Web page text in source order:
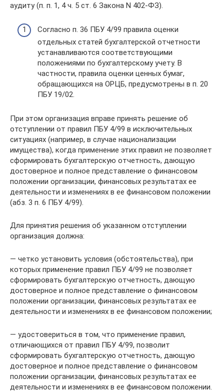
аудиту (п. п. 1, 4 ч. 5 ст. 6 Закона N 402-ФЗ).
Согласно п. 36 ПБУ 4/99 правила оценки
отдельных статей бухгалтерской отчетности
устанавливаются соответствующими
положениями по бухгалтерскому учету. В
частности, правила оценки ценных бумаг,
обращающихся на ОРЦБ, предусмотрены в п. 20
ПБУ 19/02.
При этом организация вправе принять решение об
отступлении от правил ПБУ 4/99 в исключительных
ситуациях (например, в случае национализации
имущества), когда применение этих правил не позволяет
сформировать бухгалтерскую отчетность, дающую
достоверное и полное представление о финансовом
положении организации, финансовых результатах ее
деятельности и изменениях в ее финансовом положении
(абз. 3 п. 6 ПБУ 4/99).
Для принятия решения об указанном отступлении
организация должна:
— четко установить условия (обстоятельства), при
которых применение правил ПБУ 4/99 не позволяет
сформировать бухгалтерскую отчетность, дающую
достоверное и полное представление о финансовом
положении организации, финансовых результатах ее
деятельности и изменениях в ее финансовом положении;
— удостовериться в том, что применение правил,
отличающихся от правил ПБУ 4/99, позволит
сформировать бухгалтерскую отчетность, дающую
достоверное и полное представление о финансовом
положении организации, финансовых результатах ее
деятельности и изменениях в ее финансовом положении.